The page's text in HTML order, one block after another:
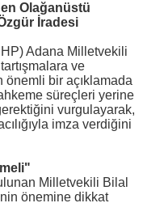
Olağanüstü
İradesi
Adana Milletvekili
ve
bir açıklamada
süreçleri yerine
vurgulayarak,
imza verdiğini
Milletvekili Bilal
önemine dikkat